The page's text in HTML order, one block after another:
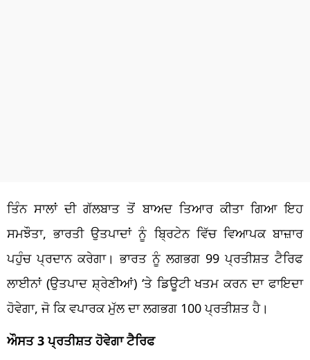
ਤਿੰਨ ਸਾਲਾਂ ਦੀ ਗੱਲਬਾਤ ਤੋਂ ਬਾਅਦ ਤਿਆਰ ਕੀਤਾ ਗਿਆ ਇਹ
ਸਮਝੌਤਾ, ਭਾਰਤੀਉਤਪਾਦਾਂਨੂੰ ਬ੍ਰਿਟੇਨ ਵਿੱਚ ਵਿਆਪਕ ਬਾਜ਼ਾਰ
ਪਹੁੰਚ ਪ੍ਰਦਾਨ ਕਰੇਗਾ। ਭਾਰਤ ਨੂੰ ਲਗਭਗ 99ਪ੍ਰਤੀਸ਼ਤ ਟੈਰਿਫ
ਲਾਈਨਾਂ(ਉਤਪਾਦ ਸ਼੍ਰੇਣੀਆਂ) ‘ਤੇ ਡਿਊਟੀ ਖਤਮ ਕਰਨ ਦਾ ਫਾਇਦਾ
ਹੋਵੇਗਾ, ਜੋ ਕਿ ਵਪਾਰਕ ਮੁੱਲ ਦਾ ਲਗਭਗ 100ਪ੍ਰਤੀਸ਼ਤਹੈ।
ਔਸਤ 3ਪ੍ਰਤੀਸ਼ਤਹੋਵੇਗਾ ਟੈਰਿਫ